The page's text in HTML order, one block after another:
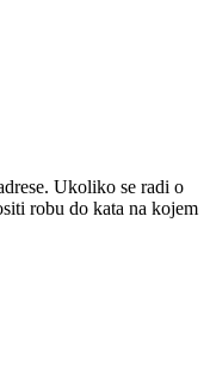
Ukoliko se radi o
robu do kata na kojem